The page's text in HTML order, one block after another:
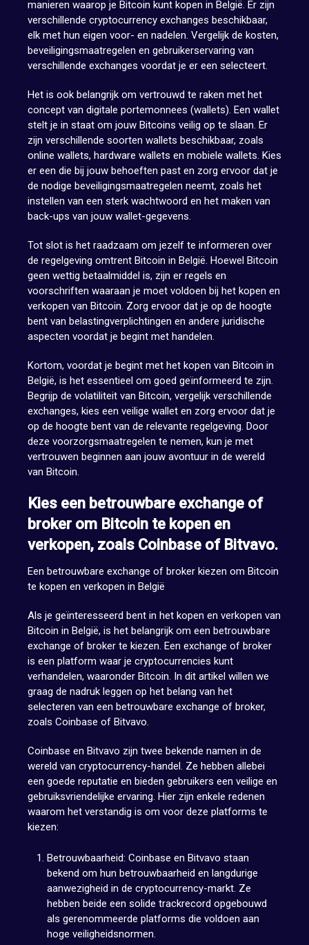
manieren waarop je Bitcoin kunt kopen in België. Er zijn
verschillende cryptocurrency exchanges beschikbaar,
elk met hun eigen voor- en nadelen. Vergelijk de kosten,
beveiligingsmaatregelen en gebruikerservaring van
verschillende exchanges voordat je er een selecteert.
Het is ook belangrijk om vertrouwd te raken met het
concept van digitale portemonnees (wallets). Een wallet
stelt je in staat om jouw Bitcoins veilig op te slaan. Er
zijn verschillende soorten wallets beschikbaar, zoals
online wallets, hardware wallets en mobiele wallets. Kies
er een die bij jouw behoeften past en zorg ervoor dat je
de nodige beveiligingsmaatregelen neemt, zoals het
instellen van een sterk wachtwoord en het maken van
back-ups van jouw wallet-gegevens.
Tot slot is het raadzaam om jezelf te informeren over
de regelgeving omtrent Bitcoin in België. Hoewel Bitcoin
geen wettig betaalmiddel is, zijn er regels en
voorschriften waaraan je moet voldoen bij het kopen en
verkopen van Bitcoin. Zorg ervoor dat je op de hoogte
bent van belastingverplichtingen en andere juridische
aspecten voordat je begint met handelen.
Kortom, voordat je begint met het kopen van Bitcoin in
België, is het essentieel om goed geïnformeerd te zijn.
Begrijp de volatiliteit van Bitcoin, vergelijk verschillende
exchanges, kies een veilige wallet en zorg ervoor dat je
op de hoogte bent van de relevante regelgeving. Door
deze voorzorgsmaatregelen te nemen, kun je met
vertrouwen beginnen aan jouw avontuur in de wereld
van Bitcoin.
Kies een betrouwbare exchange of
broker om Bitcoin te kopen en
verkopen, zoals Coinbase of Bitvavo.
Een betrouwbare exchange of broker kiezen om Bitcoin
te kopen en verkopen in België
Als je geïnteresseerd bent in het kopen en verkopen van
Bitcoin in België, is het belangrijk om een betrouwbare
exchange of broker te kiezen. Een exchange of broker
is een platform waar je cryptocurrencies kunt
verhandelen, waaronder Bitcoin. In dit artikel willen we
graag de nadruk leggen op het belang van het
selecteren van een betrouwbare exchange of broker,
zoals Coinbase of Bitvavo.
Coinbase en Bitvavo zijn twee bekende namen in de
wereld van cryptocurrency-handel. Ze hebben allebei
een goede reputatie en bieden gebruikers een veilige en
gebruiksvriendelijke ervaring. Hier zijn enkele redenen
waarom het verstandig is om voor deze platforms te
kiezen:
Betrouwbaarheid: Coinbase en Bitvavo staan
bekend om hun betrouwbaarheid en langdurige
aanwezigheid in de cryptocurrency-markt. Ze
hebben beide een solide trackrecord opgebouwd
als gerenommeerde platforms die voldoen aan
hoge veiligheidsnormen.